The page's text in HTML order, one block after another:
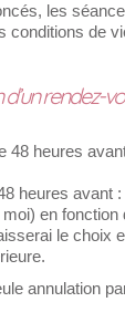
les
conditions de
d’un rendez-
48 heures
heures
en
le
annulation